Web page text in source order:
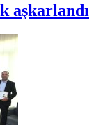
aşkarlandı